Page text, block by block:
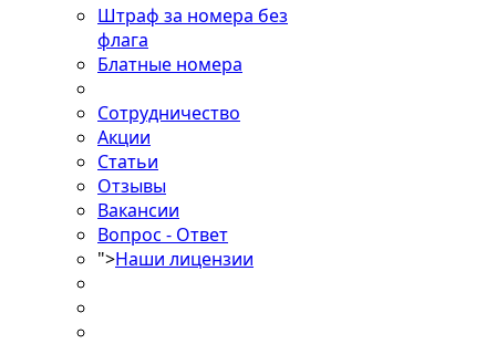
Штраф за номера без
флага
Блатные номера
Сотрудничество
Акции
Статьи
Отзывы
Вакансии
Вопрос - Ответ
">Наши лицензии